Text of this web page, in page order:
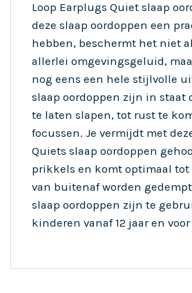
Loop Earplugs Quiet slaap
deze slaap oordoppen een
hebben, beschermt het niet
allerlei omgevingsgeluid,
nog eens een hele stijlvolle
slaap oordoppen zijn in staat
te laten slapen, tot rust te
focussen. Je vermijdt met
Quiets slaap oordoppen
prikkels en komt optimaal tot
van buitenaf worden gedempt
slaap oordoppen zijn te
kinderen vanaf 12 jaar en